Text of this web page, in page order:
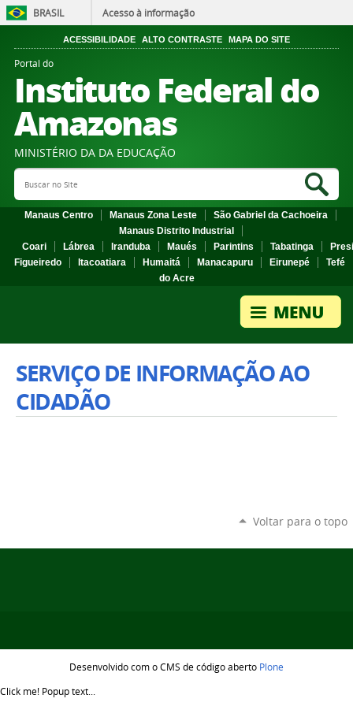
BRASIL Acesso à informação
ACESSIBILIDADE ALTO CONTRASTE MAPA DO SITE
Portal do
Instituto Federal do
Amazonas
MINISTÉRIO DA DA EDUCAÇÃO
Search Site
Manaus Centro Manaus Zona Leste
São Gabriel da Cachoeira
Manaus Distrito Industrial
Coari
Lábrea Iranduba Maués Parintins Tabatinga
Figueiredo
Itacoatiara Humaitá Manacapuru Eirunepé
Tefé
do Acre
SERVIÇO DE INFORMAÇÃO AO
CIDADÃO
Voltar para o topo
Desenvolvido com o CMS de código aberto Plone
Click me! Popup text...